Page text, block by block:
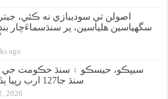
سگهياسين هلياسين، پر سنڌسماءَچار
ago
سيپڪو، حيسڪو ۽ سنڌ حڪومت جي
سنڌ جا127 ارب رپيا ٻڏي ويا؟
2026